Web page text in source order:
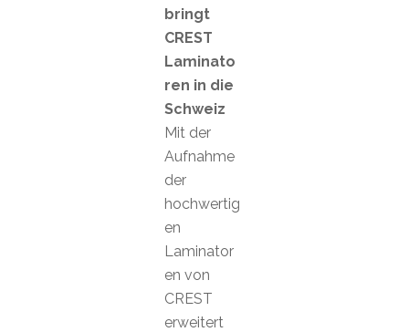
bringt
CREST
Laminato
ren in die
Schweiz
Mit der
Aufnahme
der
hochwertig
en
Laminator
en von
CREST
erweitert